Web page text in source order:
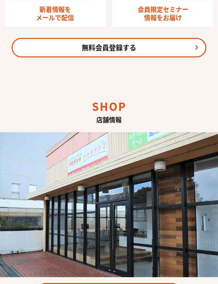
新着情報を
メールで配信
会員限定セミナー
情報をお届け
無料会員登録する
SHOP
店舗情報